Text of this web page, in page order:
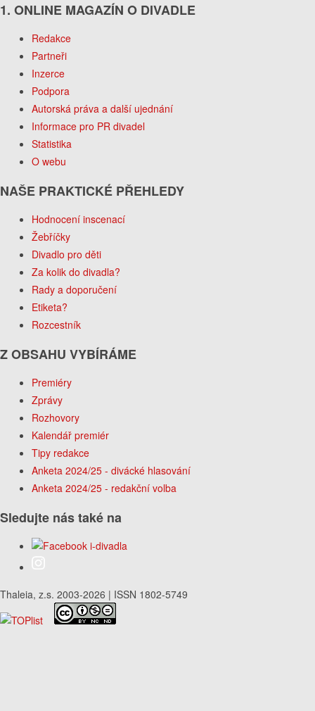
1. ONLINE MAGAZÍN O DIVADLE
Redakce
Partneři
Inzerce
Podpora
Autorská práva a další ujednání
Informace pro PR divadel
Statistika
O webu
NAŠE PRAKTICKÉ PŘEHLEDY
Hodnocení inscenací
Žebříčky
Divadlo pro děti
Za kolik do divadla?
Rady a doporučení
Etiketa?
Rozcestník
Z OBSAHU VYBÍRÁME
Premiéry
Zprávy
Rozhovory
Kalendář premiér
Tipy redakce
Anketa 2024/25 - divácké hlasování
Anketa 2024/25 - redakční volba
Sledujte nás také na
Thaleia, z.s. 2003-2026 | ISSN 1802-5749